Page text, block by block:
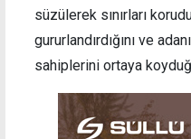
süzülerek sınırları
gururlandırdığını ve
sahiplerini ortaya